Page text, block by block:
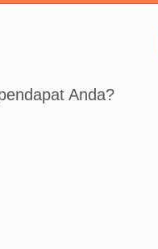
Anda?